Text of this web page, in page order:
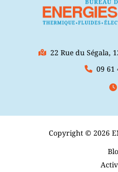
22 Rue du Ségala,
09 61
Copyright © 2026